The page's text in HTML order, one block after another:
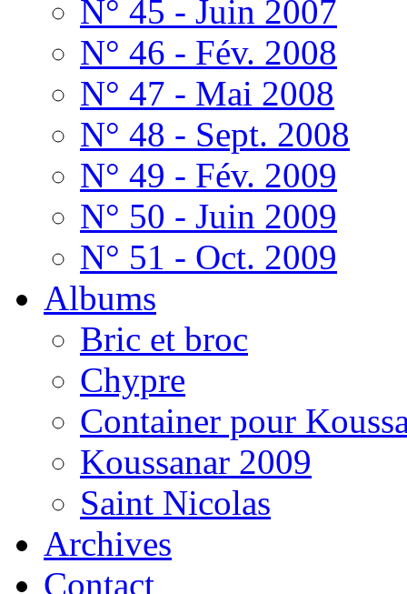
N° 45 - Juin 2007
N° 46 - Fév. 2008
N° 47 - Mai 2008
N° 48 - Sept. 2008
N° 49 - Fév. 2009
N° 50 - Juin 2009
N° 51 - Oct. 2009
Albums
Bric et broc
Chypre
Container pour
Koussanar 2009
Saint Nicolas
Archives
Contact